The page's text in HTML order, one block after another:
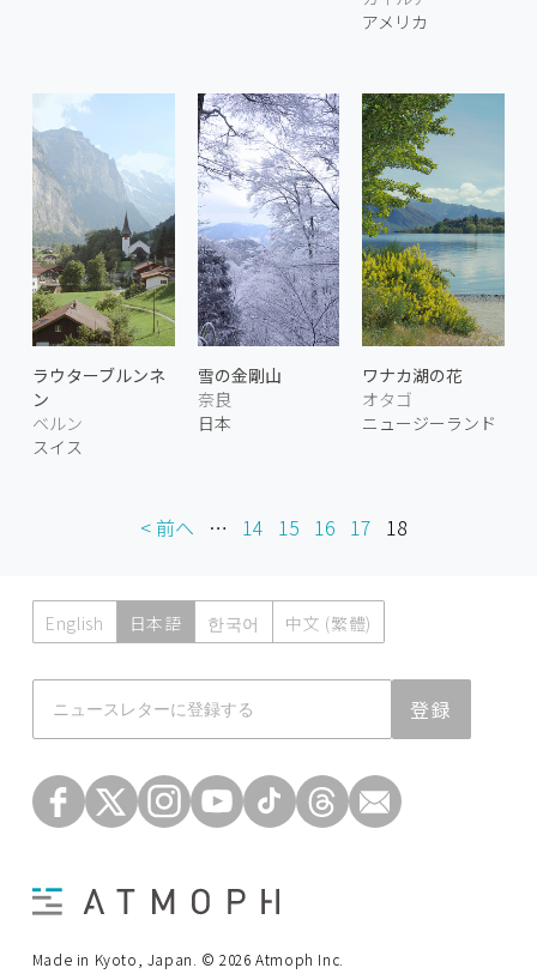
アメリカ
ラウターブルンネ
ン
ベルン
スイス
雪の金剛山
奈良
日本
ワナカ湖の花
オタゴ
ニュージーランド
< 前へ … 14 15 16 17 18
English 日本語 한국어 中文 (繁體)
登録
Made in Kyoto, Japan. © 2026 Atmoph Inc.